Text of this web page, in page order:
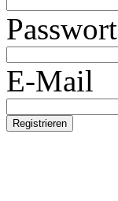
Passwort
E-Mail